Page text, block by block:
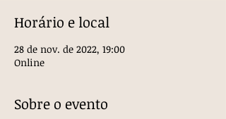
Horário e local
28 de nov. de 2022, 19:00
Online
Sobre o evento